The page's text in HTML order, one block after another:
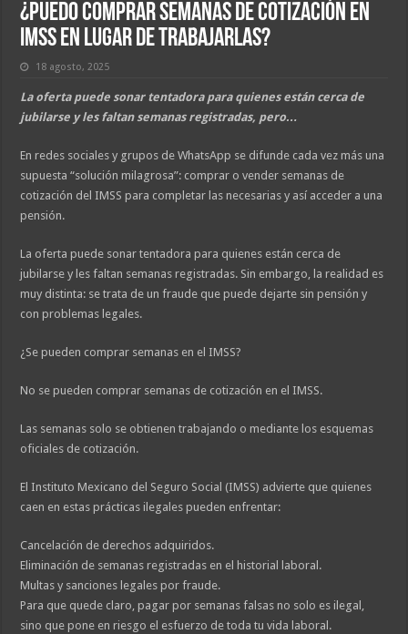
¿Puedo comprar semanas de cotización en
IMSS en lugar de trabajarlas?
18 agosto, 2025
La oferta puede sonar tentadora para quienes están cerca de
jubilarse y les faltan semanas registradas, pero…
En redes sociales y grupos de WhatsApp se difunde cada vez más una
supuesta “solución milagrosa”: comprar o vender semanas de
cotización del IMSS para completar las necesarias y así acceder a una
pensión.
La oferta puede sonar tentadora para quienes están cerca de
jubilarse y les faltan semanas registradas. Sin embargo, la realidad es
muy distinta: se trata de un fraude que puede dejarte sin pensión y
con problemas legales.
¿Se pueden comprar semanas en el IMSS?
No se pueden comprar semanas de cotización en el IMSS.
Las semanas solo se obtienen trabajando o mediante los esquemas
oficiales de cotización.
El Instituto Mexicano del Seguro Social (IMSS) advierte que quienes
caen en estas prácticas ilegales pueden enfrentar:
Cancelación de derechos adquiridos.
Eliminación de semanas registradas en el historial laboral.
Multas y sanciones legales por fraude.
Para que quede claro, pagar por semanas falsas no solo es ilegal,
sino que pone en riesgo el esfuerzo de toda tu vida laboral.